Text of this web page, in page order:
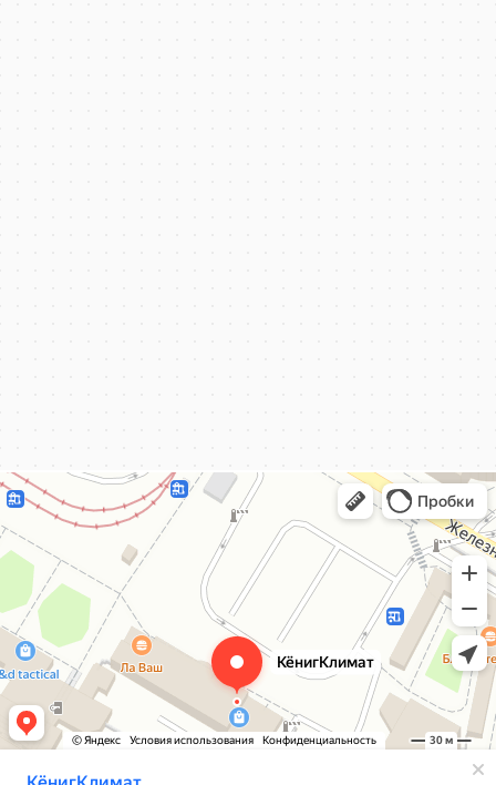
КёнигКлимат
Кондиционеры в Калининграде
Установка кондиционеров в Калининграде